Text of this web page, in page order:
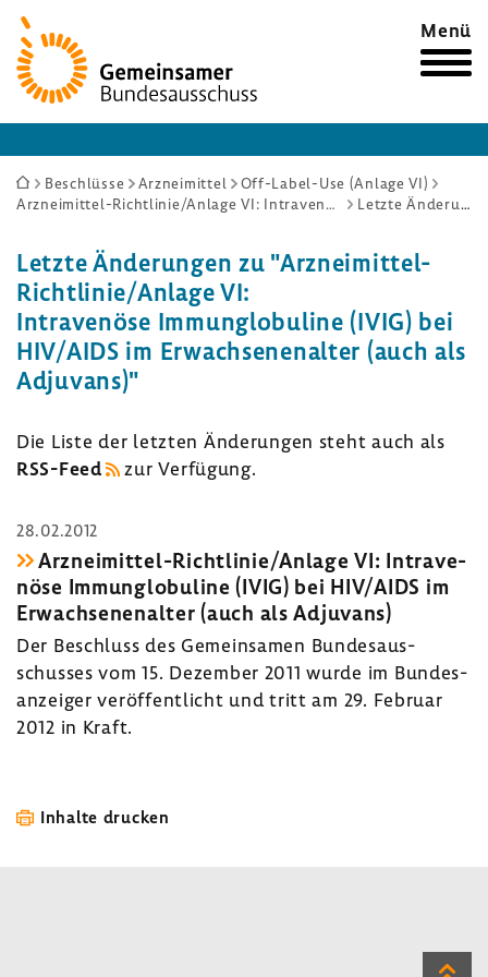
Zur
Startseite
Menü
Sie
sind
Beschlüsse Arzneimittel
Off-Label-Use (Anlage VI)
Arzneimittel-Richtlinie/Anlage VI: Intravenöse Immunglobuline (IVIG) bei HIV/AIDS im Erwachsenenalter (auch als Adjuvans)
Letzte Änderungen
Letzte Ände­rungen zu "Arzneimittel-​
Richtlinie/Anlage VI:
Intra­ve­nöse Immun­glo­bu­line (IVIG) bei
HIV/AIDS im Erwach­se­nen­alter (auch als
Adju­vans)"
Die Liste der letzten Ände­rungen steht auch als
RSS-​Feed
zur Verfü­gung.
28.02.2012
Arzneimittel-​Richtlinie/Anlage VI: Intra­ve­
nöse Immun­glo­bu­line (IVIG) bei HIV/AIDS im
Erwach­se­nen­alter (auch als Adju­vans)
Der Beschluss des Gemein­samen Bundes­aus­
schusses vom 15. Dezember 2011 wurde im Bundes­
an­zeiger veröf­fent­licht und tritt am 29. Februar
2012 in Kraft.
Inhalte drucken